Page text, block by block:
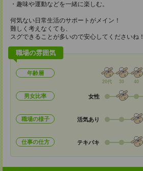
・趣味や運動などを一緒に楽しむ。
何気ない日常生活のサポートがメイン！
難しく考えなくても、
スグできることが多いので安心してくださいね！
職場の雰囲気
年齢層
20代 30 40
男女比率 女性
職場の様子 活気あり
仕事の仕方 テキパキ